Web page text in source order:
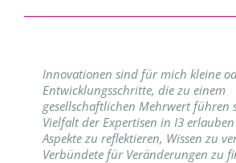
Innovationen sind für mich kleine
Entwicklungsschritte, die zu einem
gesellschaftlichen Mehrwert führen
Vielfalt der Expertisen in I3
Aspekte zu reflektieren, Wissen zu
Verbündete für Veränderungen zu